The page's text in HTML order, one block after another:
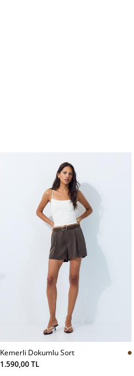
Kemerli Dokumlu Sort
1.590,00 TL